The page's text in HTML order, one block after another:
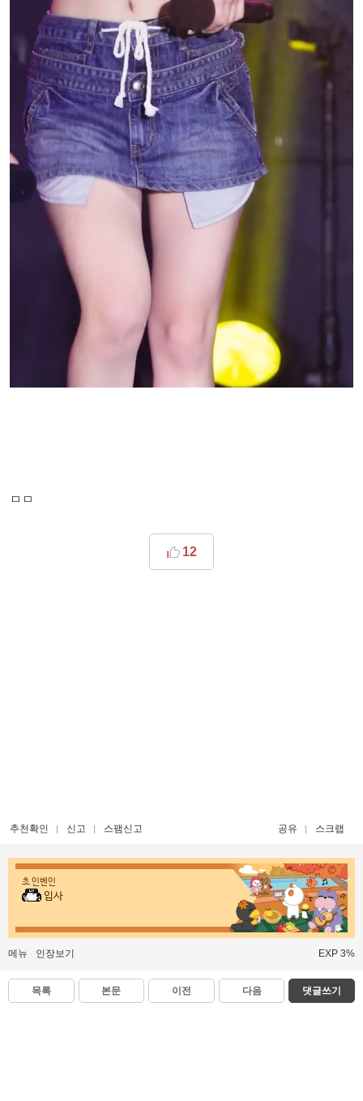
ㅁㅁ
12
추천확인 신고 스팸신고 공유 스크랩
초 인벤인
입사
메뉴 인장보기 EXP 3%
목록 본문 이전 다음 댓글쓰기